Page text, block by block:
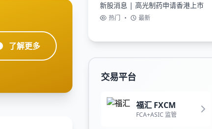
了解更多
新股消息 | 高光制药申请香港上市
热门 • 最新
交易平台
福汇 FXCM
FCA+ASIC 监管